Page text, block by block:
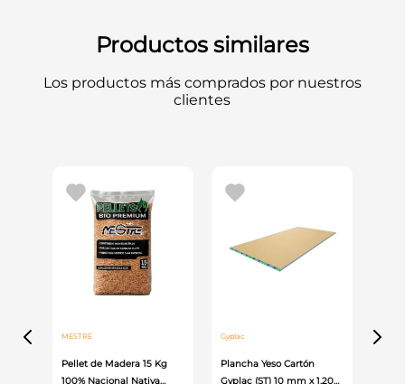
Diámetro de paleta incluida:Ø 100 mm
Diseño ergonómico:mango optimizado para
Peso del producto:aprox. 2,69 kg
Dimensiones del empaque:
Con su combinación de potencia, control y
ergonomía, este mezclador facilita la preparación
de materiales densos o líquidos de manera rápida,
segura y eficiente.
Productos similares
Los productos más comprados por nuestros
clientes
MESTRE
Pellet de Madera 15 Kg
100% Nacional Nativa
Gyplac
Plancha Yeso Cartón
Gyplac (ST) 10 mm x 1.20